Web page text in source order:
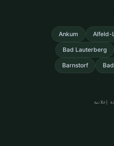
Alfeld-
Ankum
Bad Lauterberg
Barnstorf
إعلانية